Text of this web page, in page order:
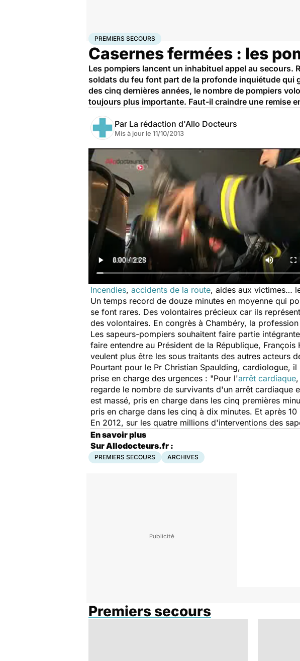
AccueilSanté Premiers secours
PREMIERS SECOURS
Casernes fermées : les
Les pompiers lancent un inhabituel appel au secours.
soldats du feu font part de la profonde inquiétude qui
des cinq dernières années, le nombre de pompiers
toujours plus importante. Faut-il craindre une remise
Par La rédaction d'Allo Docteurs
Mis à jour le 11/10/2013
Incendies, accidents de la route, aides aux victimes…
Un temps record de douze minutes en moyenne qui
se font rares. Des volontaires précieux car ils
des volontaires. En congrès à Chambéry, la
Les sapeurs-pompiers souhaitent faire partie
faire entendre au Président de la République,
veulent plus être les sous traitants des autres acteurs
Pourtant pour le Pr Christian Spaulding, cardiologue,
prise en charge des urgences : "Pour l'arrêt cardiaque
regarde le nombre de survivants d'un arrêt
est massé, pris en charge dans les cinq premières
pris en charge dans les cinq à dix minutes. Et après
En 2012, sur les quatre millions d'interventions des
En savoir plus
Sur Allodocteurs.fr :
PREMIERS SECOURS ARCHIVES
Premiers secours